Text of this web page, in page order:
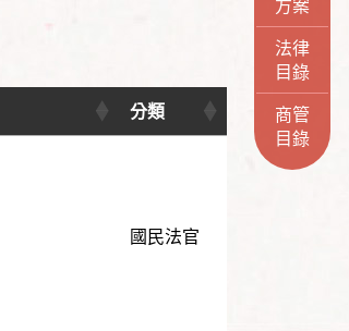
分類
國民法官
方案
法律
目錄
商管
目錄